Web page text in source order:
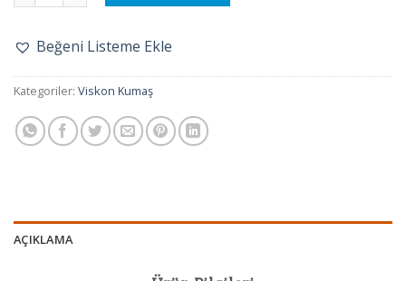
Beğeni Listeme Ekle
Kategoriler: Viskon Kumaş
AÇIKLAMA